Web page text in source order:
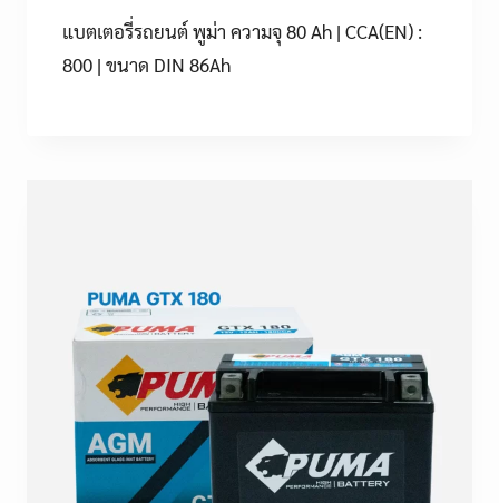
แบตเตอรี่รถยนต์ พูม่า ความจุ 80 Ah | CCA(EN) :
800 | ขนาด DIN 86Ah